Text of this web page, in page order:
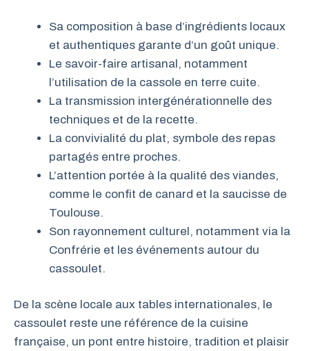
Sa composition à base d’ingrédients locaux
et authentiques garante d’un goût unique.
Le savoir-faire artisanal, notamment
l’utilisation de la cassole en terre cuite.
La transmission intergénérationnelle des
techniques et de la recette.
La convivialité du plat, symbole des repas
partagés entre proches.
L’attention portée à la qualité des viandes,
comme le confit de canard et la saucisse de
Toulouse.
Son rayonnement culturel, notamment via la
Confrérie et les événements autour du
cassoulet.
De la scène locale aux tables internationales, le
cassoulet reste une référence de la cuisine
française, un pont entre histoire, tradition et plaisir